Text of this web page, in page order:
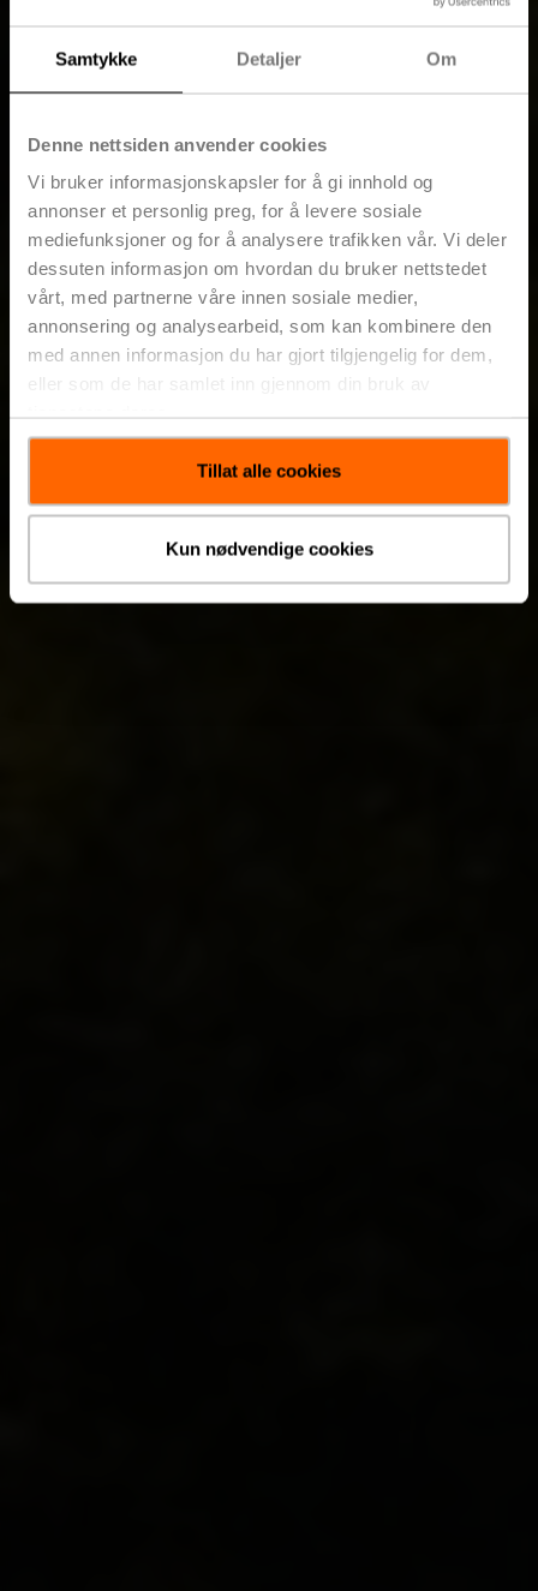
Samtykke Detaljer Om
Denne nettsiden anvender cookies
Vi bruker informasjonskapsler for å gi innhold og
annonser et personlig preg, for å levere sosiale
mediefunksjoner og for å analysere trafikken vår. Vi deler
dessuten informasjon om hvordan du bruker nettstedet
vårt, med partnerne våre innen sosiale medier,
annonsering og analysearbeid, som kan kombinere den
med annen informasjon du har gjort tilgjengelig for dem,
eller som de har samlet inn gjennom din bruk av
Tillat alle cookies
Kun nødvendige cookies